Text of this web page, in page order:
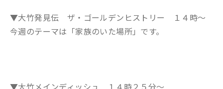
▼大竹発見伝 ザ・ゴールデンヒストリー １４時～
今週のテーマは「家族のいた場所」です。
▼大竹メインディッシュ １４時２５分～